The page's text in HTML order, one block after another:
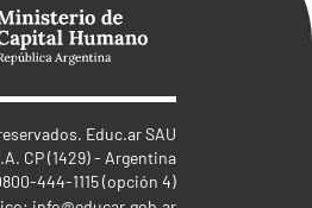
Educ.ar SAU
CP (1429) - Argentina
444-1115 (opción 4)